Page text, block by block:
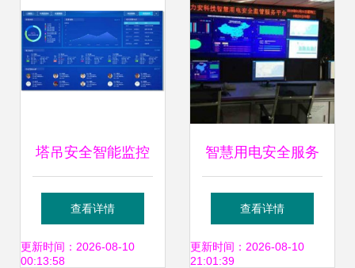
塔吊安全智能监控
系统 智慧工地整体
解决方案的核心
查看详情
更新时间：2026-08-10
00:13:58
智慧用电安全服务
系统与青海品牌排
行 构建安全监控服
查看详情
更新时间：2026-08-10
21:01:39